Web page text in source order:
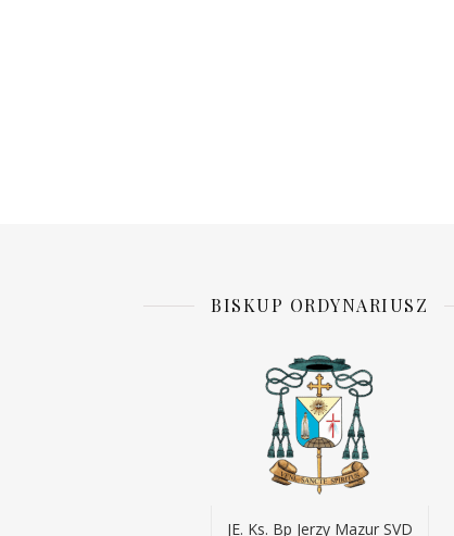
BISKUP ORDYNARIUSZ
JE. Ks. Bp Jerzy Mazur SVD